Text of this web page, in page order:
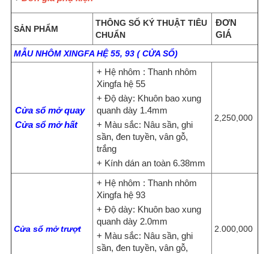
SẢN PHẨM
THÔNG SỐ KÝ THUẬT TIÊU
CHUẨN
ĐƠN
GIÁ
MẪU NHÔM XINGFA HỆ 55, 93 ( CỬA SỔ)
Cửa sổ mở quay
Cửa sổ mở hất
+ Hệ nhôm : Thanh nhôm
Xingfa hệ 55
+ Độ dày: Khuôn bao xung
quanh dày 1.4mm
+ Màu sắc: Nâu sần, ghi
sần, đen tuyền, vân gỗ,
trắng
+ Kính dán an toàn 6.38mm
2,250,000
Cửa sổ mở trượt
+ Hệ nhôm : Thanh nhôm
Xingfa hệ 93
+ Độ dày: Khuôn bao xung
quanh dày 2.0mm
+ Màu sắc: Nâu sần, ghi
sần, đen tuyền, vân gỗ,
2.000,000